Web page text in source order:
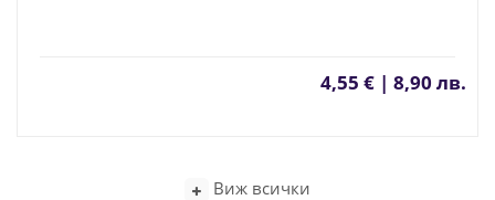
4,55 € | 8,90 лв.
Виж всички